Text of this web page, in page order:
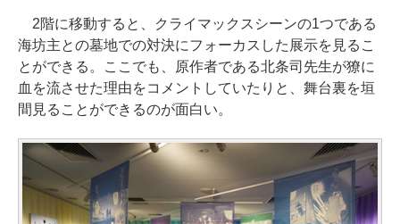
2階に移動すると、クライマックスシーンの1つである
海坊主との墓地での対決にフォーカスした展示を見るこ
とができる。ここでも、原作者である北条司先生が獠に
血を流させた理由をコメントしていたりと、舞台裏を垣
間見ることができるのが面白い。